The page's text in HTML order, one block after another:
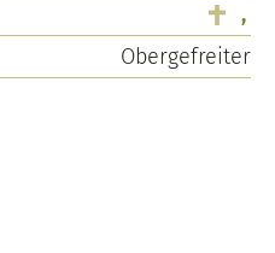
,
Obergefreiter